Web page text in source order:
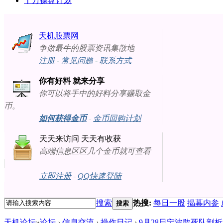
天机股票网
争做最牛的股票资讯集散地
注册- 常见问题- 联系方式
你有好料 就来分享
你可以将手中的好料分享赚取金
币。
如何获得金币- 金币回购计划
天天来访问 天天有收获
高端信息区区几个金币就可查看
立即注册- QQ快速登陆
搜索 搜索 热搜: 每日一股 揭幕内参